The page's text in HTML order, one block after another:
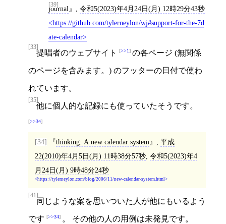
[39]
journal
令和5(2023)年4月24日(月) 12時29分43秒
https://github.com/tylerneylon/wj#support-for-the-7d
ate-calendar
[33]
提唱者のウェブサイト >>1 の各ページ (無関係
のページを含みます。) のフッターの日付で使わ
れています。
[35]
他に個人的な記録にも使っていたそうです。
>>34
[34] thinking: A new calendar system
平成
22(2010)年4月5日(月) 11時38分57秒, 令和5(2023)年4
月24日(月) 9時48分24秒
https://tylerneylon.com/blog/2006/11/new-calendar-system.html
[41]
同じような案を思いついた人が他にもいるよう
です >>34 。 その他の人の用例は未発見です。